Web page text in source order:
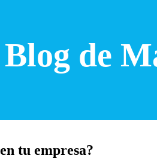
Blog de
tu empresa?